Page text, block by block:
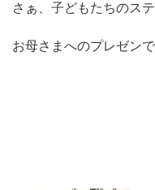
さぁ、子どもたちのス
お母さまへのプレゼンで